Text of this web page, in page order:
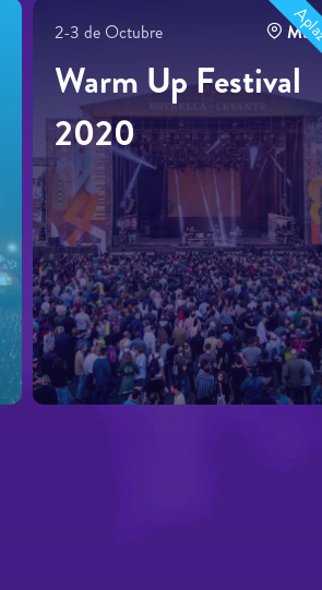
2-3 de Octubre
Warm Up Festival
2020